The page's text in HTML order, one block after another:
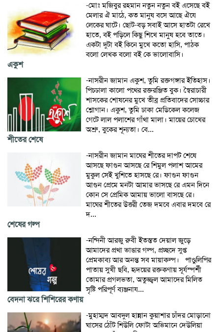
-মোঃ মজিবুর রহমান নতুন নতুন বই এসেছে বই
মেলার ঐ মাঠে, কত মানুষ বসে আছে ঐযে
লেকের ঘাটে। ছোট-বড় সবাই আসে হাতটা রেখে
হাতে, বই পড়িলে কিছু শিখে মানুষ হবে তাতে।
একটা দুটা বই কিনে মুখে কতো হাসি, পাঠক
বলো লেখক বলো বই কে ভালোবাসি।
একুশ
-নাসরীন জামান একুশ, তুমি রক্তগঙ্গার ইতিহাস।
পিচঢালা কালো পথের রক্তরঞ্জিত বুক। স্বৈরাচারী
শাসকের শোষনের মুখে তীব্র প্রতিবাদের সোচ্চার
শ্লোগান। একুশ, তুমি ঢাকা মেডিকেল কলেজ
গেটে লাল পলাশের গাঁথা মালা। মায়ের চোখের
অশ্রু, বুকের শূন্যতা। বে...
শীতের শেষে
-নাসরীন জামান মাঘের শীতের দাপট শেষে
আসছে ফাগুন আসছে রে শিমুল পলাশ আমের
মুকুল সেই খুশিতে হাসছে রে। ফাগুন ফাগুন
আগুন প্রেমে মনটা আমার ভাসছে রে এমন দিনে
কোন সে প্রেমিক আমায় ভালো বাসছে রে।
মাঘের শীতের উত্তরী তেজ দমবে এবার দমবে রে
দ...
শেষের গল্প
-নন্দিনী আরজু রুবী ইতস্তত দেয়াল জুড়ে
আমাদের প্রথা ভাঙার গল্প, প্রচ্ছদে সুপ্ত
প্রেমকাব্য আর অনন্ত সব মায়াকল্প। পাণ্ডুলিপির
পাতায় সুখী ছবি, হৃদয়ের রক্তকণায় সূর্যস্পর্শী
তোমার প্রগলভতা, অতুজ্জ্বল আমাদের মিলিত
সৃষ্টি পরিপূর্ণ ব্যঞ্জনায...
বেদনা ঝরে শিশিরের কণায়
-মুহাম্মদ আবদুল হান্নান কুয়াশার চাঁদর মোড়ানো
ঘাসের ঠোঁট শিউলি ফোটা অভিমানে দেউলিয়া